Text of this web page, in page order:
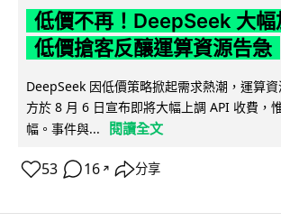
低價不再！DeepSeek 大幅
低價搶客反釀運算資源告急
DeepSeek 因低價策略掀起需求熱潮，運算
方於 8 月 6 日宣布即將大幅上調 API 收費，
幅。事件與...
閱讀全文
53 16 ↗ 分享